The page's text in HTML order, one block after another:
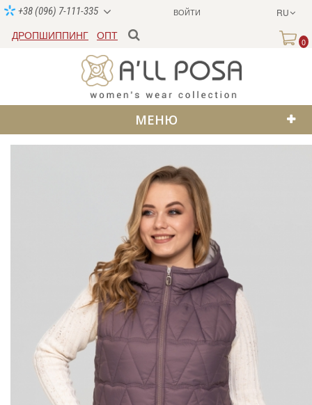
ВОЙТИ RU
+38 (096) 7-111-335
ДРОПШИППИНГ ОПТ
0
МЕНЮ